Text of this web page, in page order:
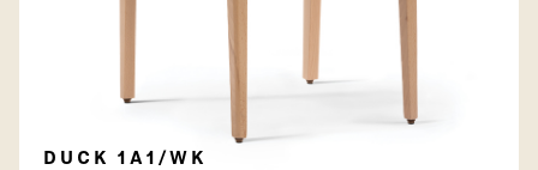
DUCK 1A1/WK